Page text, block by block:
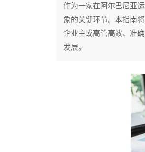
作为一家在阿尔巴尼亚
象的关键环节。本指南
企业主或高管高效、准
发展。